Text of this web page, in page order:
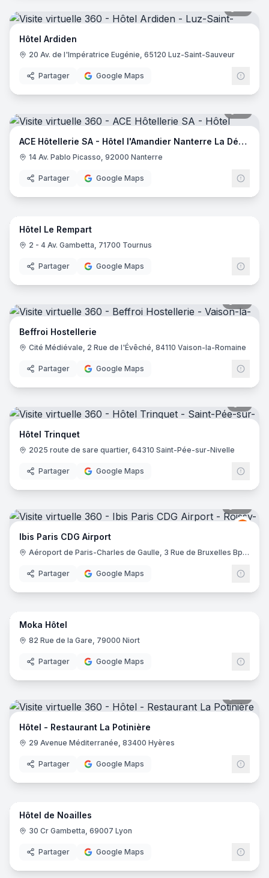
Hôtel Ardiden
20 Av. de l'Impératrice Eugénie, 65120 Luz-Saint-Sauveur
Partager Google Maps
ACE Hôtellerie SA - Hôtel l'Amandier Nanterre La Défense
14 Av. Pablo Picasso, 92000 Nanterre
Partager Google Maps
42
Hôtel Le Rempart
2 - 4 Av. Gambetta, 71700 Tournus
Partager Google Maps
Beffroi Hostellerie
Cité Médiévale, 2 Rue de l'Évêché, 84110 Vaison-la-Romaine
Partager Google Maps
Hôtel Trinquet
2025 route de sare quartier, 64310 Saint-Pée-sur-Nivelle
Partager Google Maps
Ibis
Ibis Paris CDG Airport
Aéroport de Paris-Charles de Gaulle, 3 Rue de Bruxelles Bp 11122, 93290 Roissy-en-France
Partager Google Maps
14
Moka Hôtel
82 Rue de la Gare, 79000 Niort
Partager Google Maps
Hôtel - Restaurant La Potinière
29 Avenue Méditerranée, 83400 Hyères
Partager Google Maps
17
Hôtel de Noailles
30 Cr Gambetta, 69007 Lyon
Partager Google Maps